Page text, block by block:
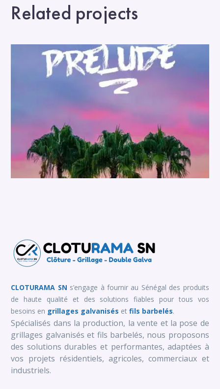
Related projects
CLOTURAMA SN s’engage à fournir au Sénégal des produits
de haute qualité et des solutions fiables pour tous vos
besoins en grillages galvanisés etfils barbelés.
Spécialisés dans la production, la vente et la pose de
grillages galvanisés et fils barbelés, nous proposons
des solutions durables et performantes, adaptées à
vos projets résidentiels, agricoles, commerciaux et
industriels.